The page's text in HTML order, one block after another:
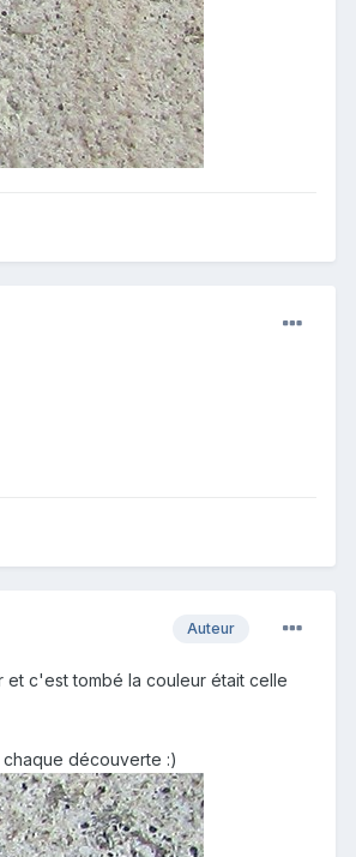
Auteur
et c'est tombé la couleur était celle
découverte :)